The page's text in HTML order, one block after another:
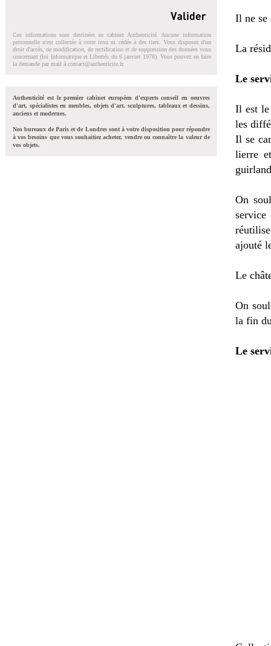
Ces informations sont destinées au cabinet Authenticité. Aucune information
personnelle n'est collectée à votre insu ni cédée à des tiers. Vous disposez d'un
droit d'accés, de modification, de rectification et de suppression des données vous
concernant (loi Informatique et Libertés du 6 janvier 1978). Vous pouvez en faire
la demande par mail à contact@authenticite.fr.
Authenticité est le premier cabinet européen d'experts conseil en oeuvres
d'art, spécialistes en meubles, objets d'art, sculptures, tableaux et dessins,
anciens et modernes.
Nos bureaux de Paris et de Londres sont à votre disposition pour répondre
à vos besoins que vous souhaitiez acheter, vendre ou connaître la valeur de
vos objets.
Il ne se
La
Le
Il est le
les
Il se
lierre
On
service
ajouté
Le
On
la fin
Le